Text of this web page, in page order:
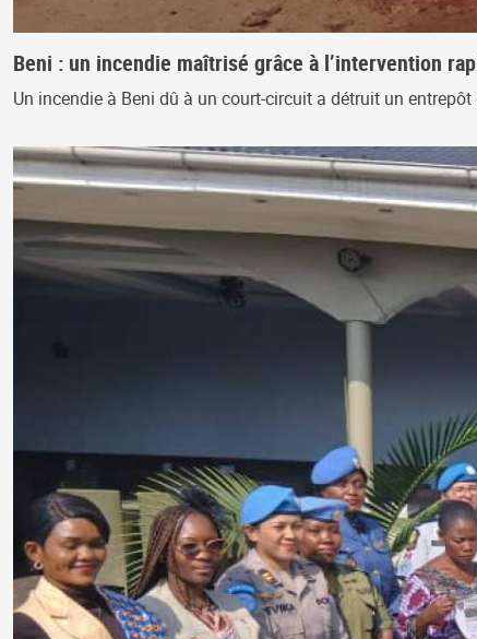
Beni : un incendie maîtrisé grâce à l’intervention
Un incendie à Beni dû à un court-circuit a détruit un